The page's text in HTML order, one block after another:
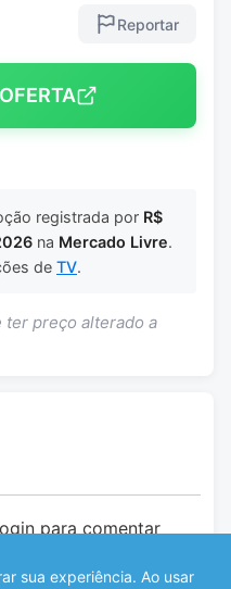
Reportar
registrada por R$
na Mercado Livre.
de TV.
ter preço alterado a
para comentar